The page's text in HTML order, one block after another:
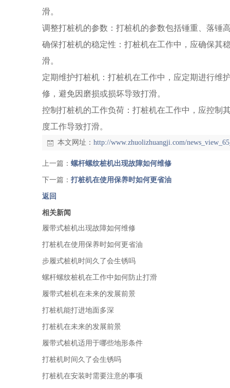
滑。
调整打桩机的参数：打桩机的参数包括锤重、落锤
确保打桩机的稳定性：打桩机在工作中，应确保其
滑。
定期维护打桩机：打桩机在工作中，应定期进行维
修，避免因磨损或损坏导致打滑。
控制打桩机的工作负荷：打桩机在工作中，应控制
度工作导致打滑。
本文网址： http://www.zhuolizhuangji.com/
上一篇： 螺杆螺纹桩机出现故障如何维修
下一篇： 打桩机在使用保养时如何更省油
返回
相关新闻
履带式桩机出现故障如何维修
打桩机在使用保养时如何更省油
步履式桩机时间久了会生锈吗
螺杆螺纹桩机在工作中如何防止打滑
履带式桩机在未来的发展前景
打桩机能打进地面多深
打桩机在未来的发展前景
履带式桩机适用于哪些地形条件
打桩机时间久了会生锈吗
打桩机在安装时需要注意的事项